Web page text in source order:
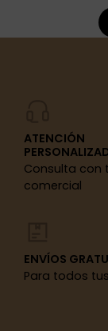
ATENCIÓN
Consulta con
comercial
ENVÍOS
Para todos